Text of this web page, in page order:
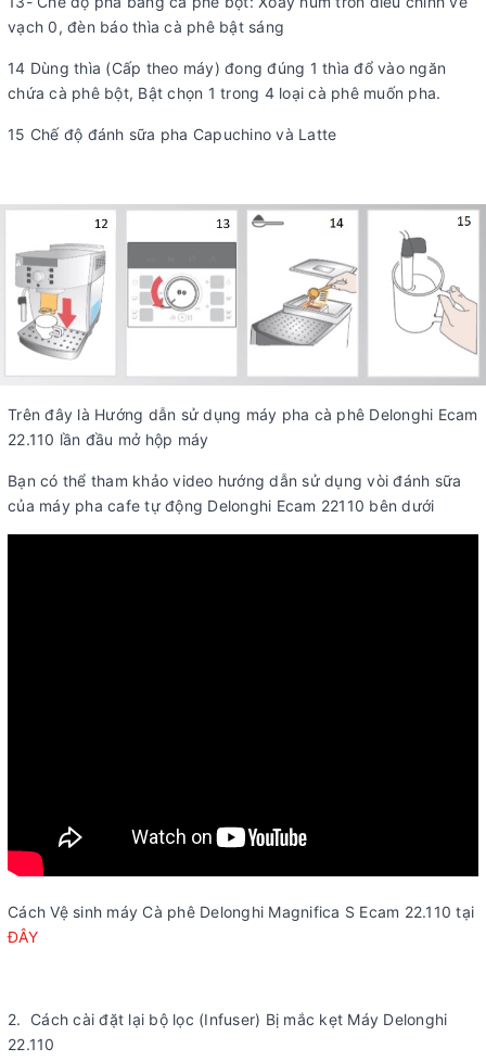
vạch 0, đèn báo thìa cà phê bật sáng
14 Dùng thìa (Cấp theo máy) đong đúng 1 thìa đổ vào ngăn
chứa cà phê bột, Bật chọn 1 trong 4 loại cà phê muốn pha.
15 Chế độ đánh sữa pha Capuchino và Latte
Trên đây là Hướng dẫn sử dụng máy pha cà phê Delonghi Ecam
22.110 lần đầu mở hộp máy
Bạn có thể tham khảo video hướng dẫn sử dụng vòi đánh sữa
của máy pha cafe tự động Delonghi Ecam 22110 bên dưới
Cách Vệ sinh máy Cà phê Delonghi Magnifica S Ecam 22.110 tại
ĐÂY
2. Cách cài đặt lại bộ lọc (Infuser) Bị mắc kẹt Máy Delonghi
22.110